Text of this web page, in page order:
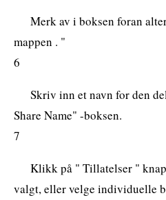
Merk av i boksen foran
mappen . "
6
Skriv inn et navn for den
Share Name" -boksen.
7
Klikk på " Tillatelser "
valgt, eller velge individuelle